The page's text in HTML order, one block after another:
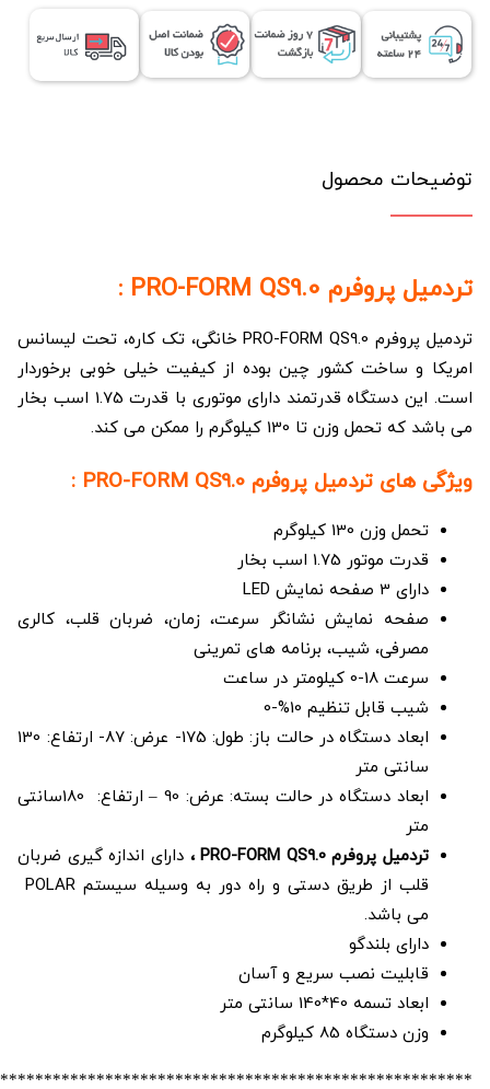
توضیحات محصول
تردمیل پروفرم PRO-FORM QS9.0 :
تردمیل پروفرم PRO-FORM QS9.0 خانگی، تک کاره، تحت لیسانس
امریکا و ساخت کشور چین بوده از کیفیت خیلی خوبی برخوردار
است. این دستگاه قدرتمند دارای موتوری با قدرت 1.75 اسب بخار
می باشد که تحمل وزن تا 130 کیلوگرم را ممکن می کند.
ویژگی های تردمیل پروفرم PRO-FORM QS9.0 :
تحمل وزن 130 کیلوگرم
قدرت موتور 1.75 اسب بخار
دارای 3 صفحه نمایش LED
صفحه نمایش نشانگر سرعت، زمان، ضربان قلب، کالری
مصرفی، شیب، برنامه های تمرینی
سرعت 18-0 کیلومتر در ساعت
شیب قابل تنظیم 10%-0
ابعاد دستگاه در حالت باز: طول: 175- عرض: 87- ارتفاع: 130
سانتی متر
ابعاد دستگاه در حالت بسته: عرض: 90 – ارتفاع: 180سانتی
متر
تردمیل پروفرم PRO-FORMQS9.0 ،
دارای اندازه گیری ضربان
قلب از طریق دستی و راه دور به وسیله سیستم POLAR
می باشد.
دارای بلندگو
قابلیت نصب سریع و آسان
ابعاد تسمه 40*140 سانتی متر
وزن دستگاه 85 کیلوگرم